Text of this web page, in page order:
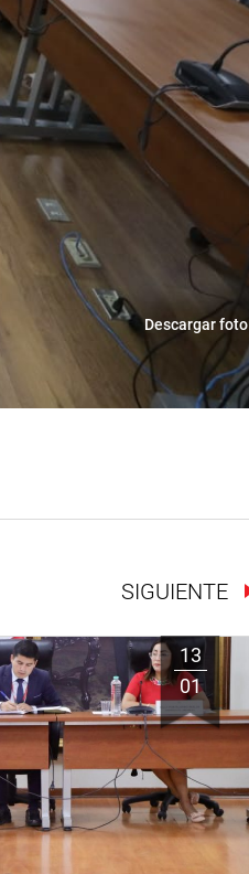
Descargar foto
SIGUIENTE
13
01